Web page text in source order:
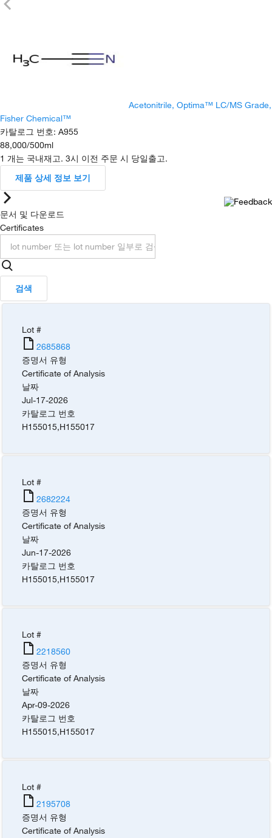
Acetonitrile, Optima™ LC/MS Grade,
Fisher Chemical™
카탈로그 번호: A955
88,000/500ml
1 개는 국내재고. 3시 이전 주문 시 당일출고.
제품 상세 정보 보기
문서 및 다운로드
Certificates
검색
Lot #
2685868
증명서 유형
Certificate of Analysis
날짜
Jul-17-2026
카탈로그 번호
H155015,H155017
Lot #
2682224
증명서 유형
Certificate of Analysis
날짜
Jun-17-2026
카탈로그 번호
H155015,H155017
Lot #
2218560
증명서 유형
Certificate of Analysis
날짜
Apr-09-2026
카탈로그 번호
H155015,H155017
Lot #
2195708
증명서 유형
Certificate of Analysis